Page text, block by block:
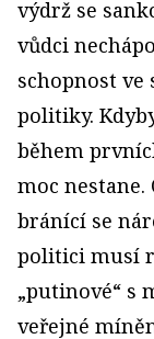
výdrž se
vůdci
schopnost
politiky.
během
moc
bránící se
politici musí
„putinové“ s
veřejné